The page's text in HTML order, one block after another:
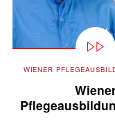
WIENER